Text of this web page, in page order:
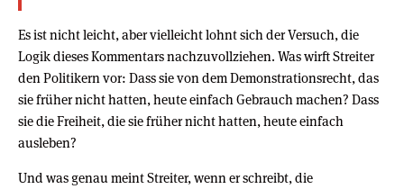
Es ist nicht leicht, aber vielleicht lohnt sich der Versuch, die
Logik dieses Kommentars nachzuvollziehen. Was wirft Streiter
den Politikern vor: Dass sie von dem Demonstrationsrecht, das
sie früher nicht hatten, heute einfach Gebrauch machen? Dass
sie die Freiheit, die sie früher nicht hatten, heute einfach
ausleben?
Und was genau meint Streiter, wenn er schreibt, die